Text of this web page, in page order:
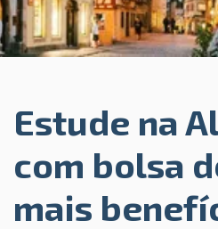
Estude na
com bolsa
mais